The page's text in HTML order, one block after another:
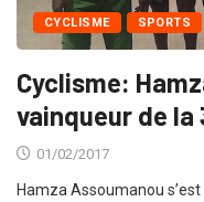
CYCLISME SPORTS
Cyclisme:
vainqueur de la
01/02/2017
Hamza Assoumanou